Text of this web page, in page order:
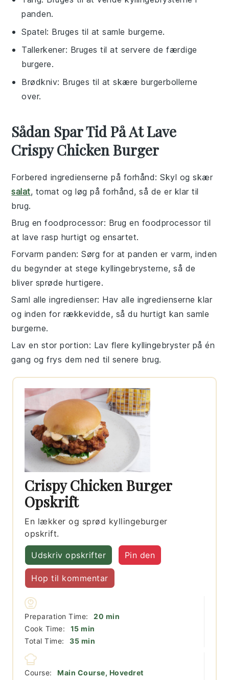
panden.
Spatel: Bruges til at samle burgerne.
Tallerkener: Bruges til at servere de færdige
burgere.
Brødkniv: Bruges til at skære burgerbollerne
over.
Sådan Spar Tid På At Lave
Crispy Chicken Burger
Forbered ingredienserne på forhånd: Skyl og skær
salat, tomat ogløg på forhånd, så de er klar til
brug.
Brug en foodprocessor: Brug en foodprocessor til
at laverasp hurtigt og ensartet.
Forvarm panden: Sørg for at panden er varm, inden
du begynder at stege kyllingebrysterne, så de
bliver sprøde hurtigere.
Saml alle ingredienser: Hav alle ingredienserne klar
og inden for rækkevidde, så du hurtigt kan samle
burgerne.
Lav en stor portion: Lav flere kyllingebryster på én
gang og frys dem ned til senere brug.
Crispy Chicken Burger
Opskrift
En lækker og sprød kyllingeburger
opskrift.
Udskriv opskrifter Pin den
Hop til kommentar
Preparation Time: 20 minutter
min
Cook Time:
15minutter
min
Total Time:
35minutter
min
Course:
Main Course, Hovedret